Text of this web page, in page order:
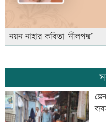
নয়ন নাহার কবিতা ‘নীলপদ্ম’